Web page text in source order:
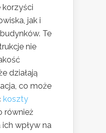
jak i
Te
nie
działają
co może
koszty
również
wpływ na